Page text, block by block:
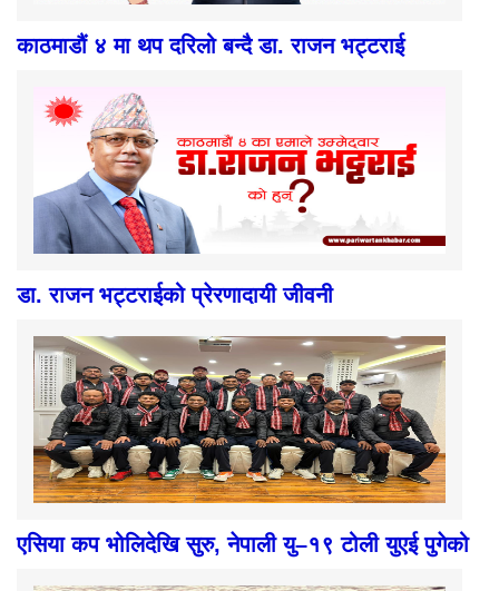
काठमाडौं ४ मा थप दरिलो बन्दै डा. राजन भट्टराई
डा. राजन भट्टराईको प्रेरणादायी जीवनी
एसिया कप भोलिदेखि सुरु, नेपाली यु–१९ टोली युएई पुगेको